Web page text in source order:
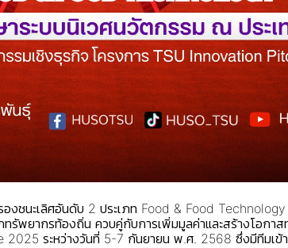
งชนะเลิศอันดับ 2 ประเภท Food & Food
พยากรท้องถิ่น ควบคู่กับการเพิ่มมูลค่าและสร้างโอกาส
ระหว่างวันที่ 5-7 กันยายน พ.ศ. 2568 ซึ่งมีทีมเข้